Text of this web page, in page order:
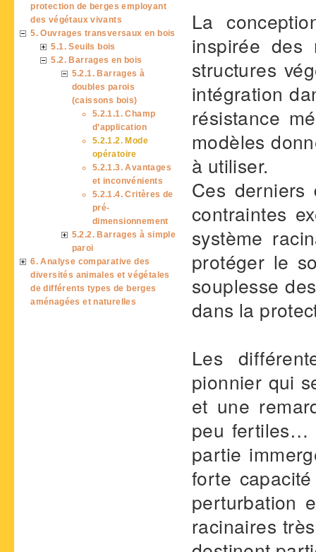
La
inspirée des
structures
intégration
résistance
modèles
à utiliser.
Ces
contraintes
système
protéger le
souplesse
dans la
Les
pionnier qui
et une
peu fertiles…
partie
forte
perturbation
racinaires
protection de berges employant
des végétaux vivants
5. Ouvrages transversaux en bois
5.1. Seuils bois
5.2. Barrages en bois
5.2.1. Barrages à
doubles parois
(caissons bois)
5.2.1.1. Champ
d’application
5.2.1.2. Mode
opératoire
5.2.1.3. Avantages
et inconvénients
5.2.1.4. Critères de
pré-
dimensionnement
5.2.2. Barrages à simple
paroi
6. Analyse comparative des
diversités animales et végétales
de différents types de berges
aménagées et naturelles